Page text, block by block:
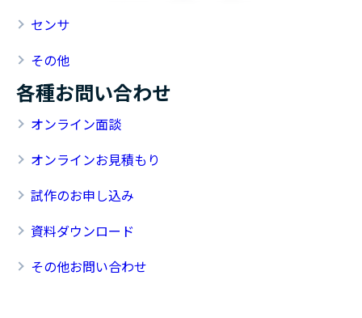
センサ
その他
各種お問い合わせ
オンライン面談
オンラインお見積もり
試作のお申し込み
資料ダウンロード
その他お問い合わせ